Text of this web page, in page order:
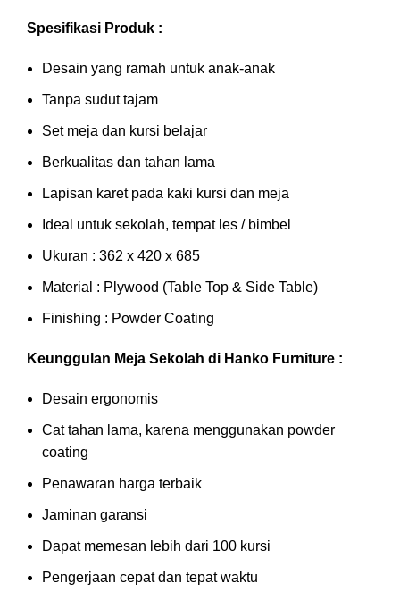
Spesifikasi Produk :
Desain yang ramah untuk anak-anak
Tanpa sudut tajam
Set meja dan kursi belajar
Berkualitas dan tahan lama
Lapisan karet pada kaki kursi dan meja
Ideal untuk sekolah, tempat les / bimbel
Ukuran : 362 x 420 x 685
Material : Plywood (Table Top & Side Table)
Finishing : Powder Coating
Keunggulan Meja Sekolah di Hanko Furniture :
Desain ergonomis
Cat tahan lama, karena menggunakan powder
coating
Penawaran harga terbaik
Jaminan garansi
Dapat memesan lebih dari 100 kursi
Pengerjaan cepat dan tepat waktu